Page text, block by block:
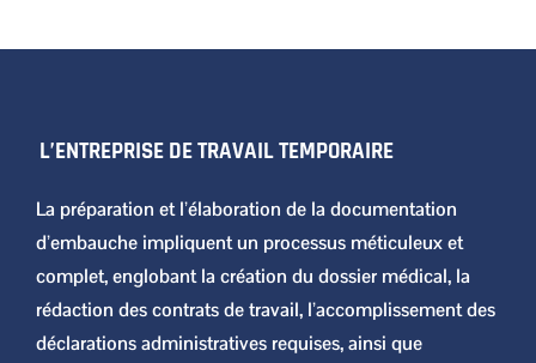
L’ENTREPRISE DE TRAVAIL TEMPORAIRE
La préparation et l’élaboration de la documentation
d’embauche impliquent un processus méticuleux et
complet, englobant la création du dossier médical, la
rédaction des contrats de travail, l’accomplissement des
déclarations administratives requises, ainsi que